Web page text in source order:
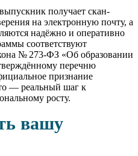
получает скан-
на электронную почту, а
надёжно и оперативно
соответствуют
№ 273-ФЗ «Об образовании
перечню
признание
— реальный шаг к
росту.
вашу